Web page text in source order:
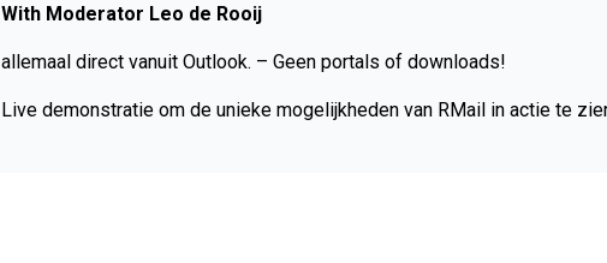
With Moderator Leo de Rooij
allemaal direct vanuit Outlook. – Geen portals of downloads!
Live demonstratie om de unieke mogelijkheden van RMail in actie te